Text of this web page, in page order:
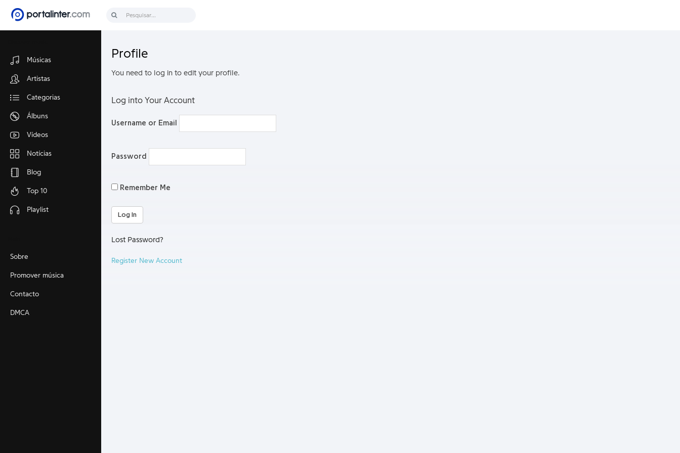
Músicas
Artistas
Categorias
Álbuns
Vídeos
Notícias
Blog
Top 10
Playlist
Sobre
Promover música
Contacto
DMCA
Profile
You need to log in to edit your profile.
Log into Your Account
Username or Email
Password
Remember Me
Lost Password?
Register New Account